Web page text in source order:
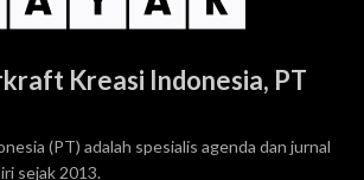
Kreasi Indonesia, PT
(PT) adalah spesialis agenda dan jurnal
sejak 2013.